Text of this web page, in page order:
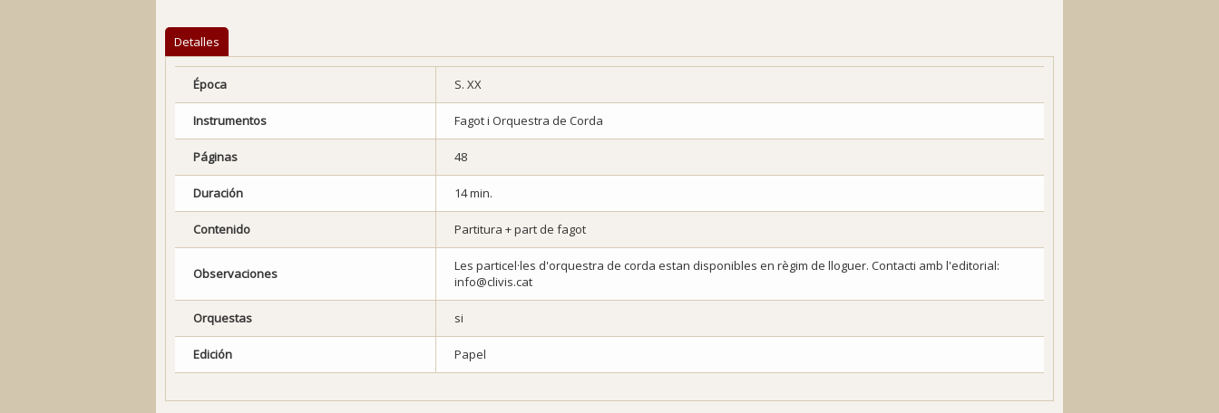
Detalles
Época S. XX
Instrumentos Fagot i Orquestra de Corda
Páginas 48
Duración 14 min.
Contenido Partitura + part de fagot
Observaciones
Les particel·les d'orquestra de corda estan disponibles en règim de lloguer. Contacti amb l'editorial:
info@clivis.cat
Orquestas si
Edición Papel